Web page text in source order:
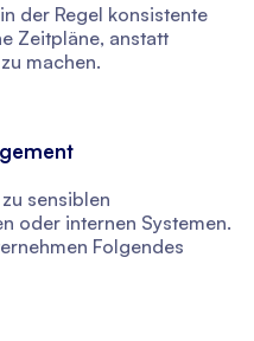
der Regel konsistente
Zeitpläne, anstatt
machen.
sensiblen
oder internen Systemen.
Folgendes